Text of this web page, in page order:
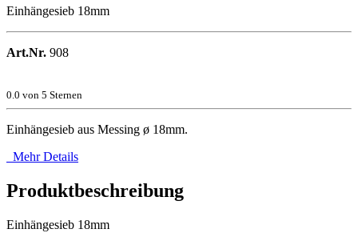
Einhängesieb 18mm
Art.Nr. 908
0.0 von 5 Sternen
Einhängesieb aus Messing ø 18mm.
Mehr Details
Produktbeschreibung
Einhängesieb 18mm